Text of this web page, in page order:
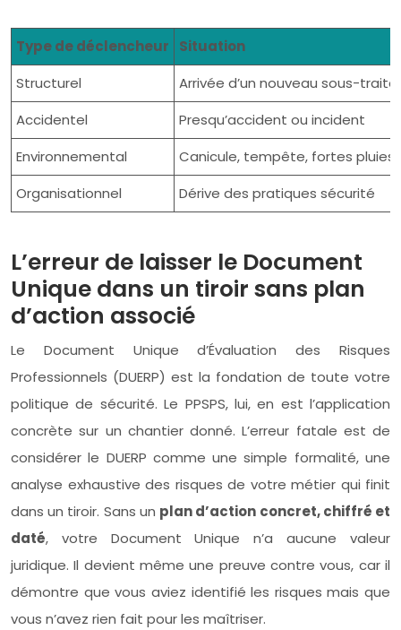
Type de déclencheur
Situation
Structurel
Arrivée d’un nouveau sous-
Accidentel
Presqu’accident ou incident
Environnemental
Canicule, tempête, fortes pluies
Organisationnel
Dérive des pratiques sécurité
L’erreur de laisser le Document
Unique dans un tiroir sans plan
d’action associé
Le Document Unique d’Évaluation des Risques
Professionnels (DUERP) est la fondation de toute votre
politique de sécurité. Le PPSPS, lui, en est l’application
concrète sur un chantier donné. L’erreur fatale est de
considérer le DUERP comme une simple formalité, une
analyse exhaustive des risques de votre métier qui finit
dans un tiroir. Sans un plan d’action concret, chiffré et
daté, votre Document Unique n’a aucune valeur
juridique. Il devient même une preuve contre vous, car il
démontre que vous aviez identifié les risques mais que
vous n’avez rien fait pour les maîtriser.